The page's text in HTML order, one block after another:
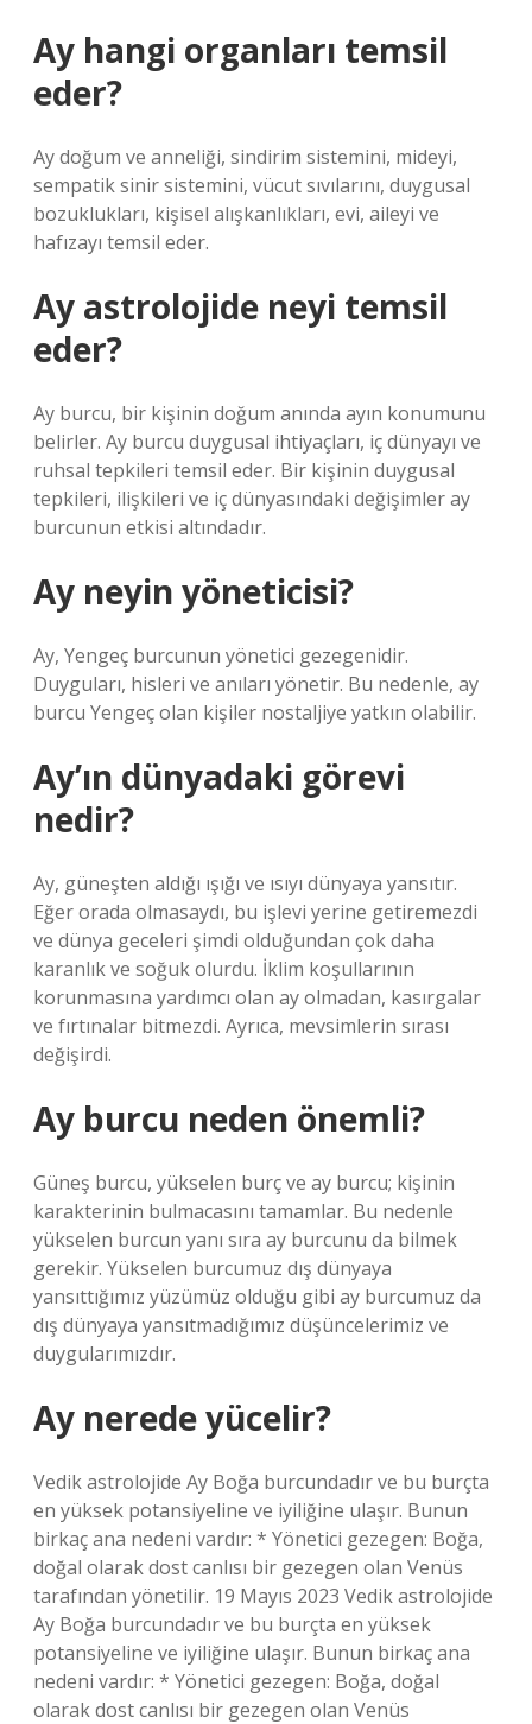
Ay hangi organları temsil
eder?
Ay doğum ve anneliği, sindirim sistemini, mideyi,
sempatik sinir sistemini, vücut sıvılarını, duygusal
bozuklukları, kişisel alışkanlıkları, evi, aileyi ve
hafızayı temsil eder.
Ay astrolojide neyi temsil
eder?
Ay burcu, bir kişinin doğum anında ayın konumunu
belirler. Ay burcu duygusal ihtiyaçları, iç dünyayı ve
ruhsal tepkileri temsil eder. Bir kişinin duygusal
tepkileri, ilişkileri ve iç dünyasındaki değişimler ay
burcunun etkisi altındadır.
Ay neyin yöneticisi?
Ay, Yengeç burcunun yönetici gezegenidir.
Duyguları, hisleri ve anıları yönetir. Bu nedenle, ay
burcu Yengeç olan kişiler nostaljiye yatkın olabilir.
Ay’ın dünyadaki görevi
nedir?
Ay, güneşten aldığı ışığı ve ısıyı dünyaya yansıtır.
Eğer orada olmasaydı, bu işlevi yerine getiremezdi
ve dünya geceleri şimdi olduğundan çok daha
karanlık ve soğuk olurdu. İklim koşullarının
korunmasına yardımcı olan ay olmadan, kasırgalar
ve fırtınalar bitmezdi. Ayrıca, mevsimlerin sırası
değişirdi.
Ay burcu neden önemli?
Güneş burcu, yükselen burç ve ay burcu; kişinin
karakterinin bulmacasını tamamlar. Bu nedenle
yükselen burcun yanı sıra ay burcunu da bilmek
gerekir. Yükselen burcumuz dış dünyaya
yansıttığımız yüzümüz olduğu gibi ay burcumuz da
dış dünyaya yansıtmadığımız düşüncelerimiz ve
duygularımızdır.
Ay nerede yücelir?
Vedik astrolojide Ay Boğa burcundadır ve bu burçta
en yüksek potansiyeline ve iyiliğine ulaşır. Bunun
birkaç ana nedeni vardır: * Yönetici gezegen: Boğa,
doğal olarak dost canlısı bir gezegen olan Venüs
tarafından yönetilir. 19 Mayıs 2023 Vedik astrolojide
Ay Boğa burcundadır ve bu burçta en yüksek
potansiyeline ve iyiliğine ulaşır. Bunun birkaç ana
nedeni vardır: * Yönetici gezegen: Boğa, doğal
olarak dost canlısı bir gezegen olan Venüs